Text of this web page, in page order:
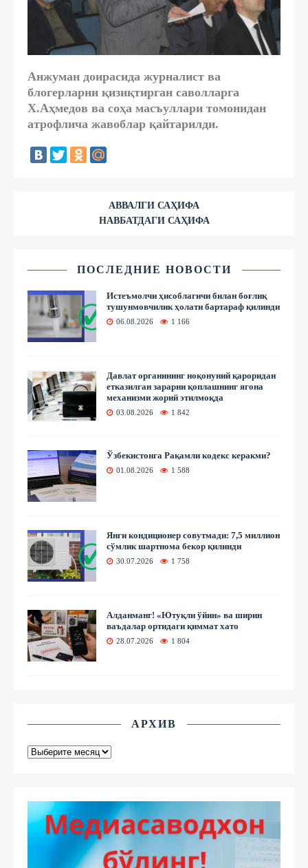
Анжуман доирасида журналист ва
блогерларни қизиқтирган саволларга
Х.Аҳмедов ва соҳа масъуллари томонидан
атрофлича жавоблар қайтарилди.
АВВАЛГИ САҲИФА
НАВБАТДАГИ САҲИФА
ПОСЛЕДНИЕ НОВОСТИ
Истеъмолчи ҳисоблагичи билан боғлиқ
тушунмовчилик ҳолати бартараф қилинди
06.08.2026 1 166
Давлат органининг ноқонуний қароридан
етказилган зарарни қоплашнинг ягона
механизми жорий этилмоқда
03.08.2026 1 842
Ўзбекистонга Рақамли кодекс керакми?
01.08.2026 1 588
Янги кондиционер совутмади: 7,5 миллион
сўмлик шартнома бекор қилинди
30.07.2026 1 758
Алданманг! «Ютуқли ўйин» ва ширин
ваъдалар ортидаги қиммат хато
28.07.2026 1 804
АРХИВ